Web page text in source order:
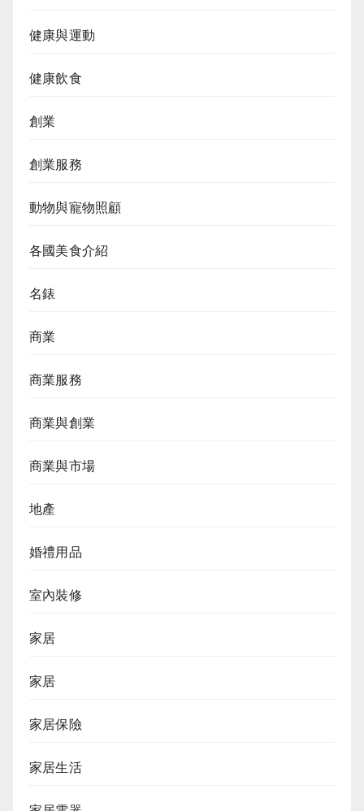
健康與運動
健康飲食
創業
創業服務
動物與寵物照顧
各國美食介紹
名錶
商業
商業服務
商業與創業
商業與市場
地產
婚禮用品
室內裝修
家居
家居
家居保險
家居生活